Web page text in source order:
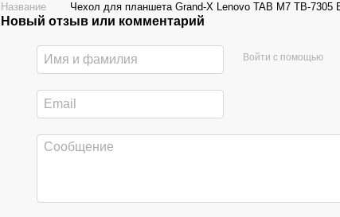
Название Чехол для планшета Grand-X Lenovo TAB M7 TB-7305
Новый отзыв или комментарий
Войти с помощью